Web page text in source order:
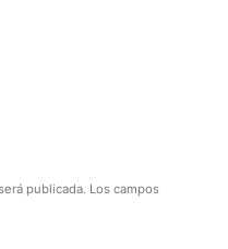
publicada. Los campos